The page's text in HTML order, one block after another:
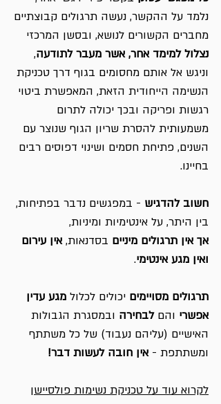
נלמד על ההקשר, נעשה תרגולים קבוצתיים
מחברים הקשורים לנושא, ובסשן המרכזי
נצלול למימד אחר, אשר מעבר לתודעה,
וניגש אל אותם מחסומים בגוף דרך טכניקת
הנשימה הייחודית הזאת, המאפשרת ביטוי
רגשות ופריקה ובכך יכולה לתרום
משמעותית להסרת שריון הגוף שנוצר עם
השנים, פתיחת חסמים ושינוי דפוסים רבים
בחיינו.
חשוב להדגיש - במפגשים נדבר בפתיחות,
בין היתר, על אינטימיות ומיניות,
אך אין תרגולים מיניים בסדנאות,אין עירום
ואין מגע אינטימי.
תרגולים מסויימים יכולים לכלול מגע עדין
אפשרי והםלבחירה ובמסגרת הגבולות
האישיים (עליהם נעבוד) של כל משתתף
ומשתתפת -אין חובה לעשות דבר!
לקרוא עוד על טכניקת נשימות פולסיישן